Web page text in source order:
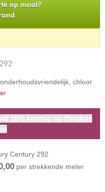
op maat?
chloor
15% korting op Belakos
Century 292
per strekkende meter